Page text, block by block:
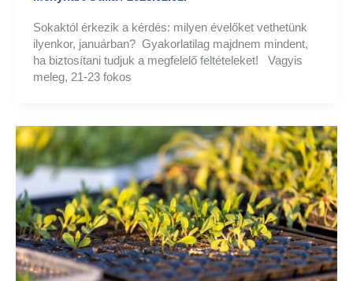
Sokaktól érkezik a kérdés: milyen évelőket vethetünk
ilyenkor, januárban? Gyakorlatilag majdnem mindent,
ha biztosítani tudjuk a megfelelő feltételeket! Vagyis
meleg, 21-23 fokos